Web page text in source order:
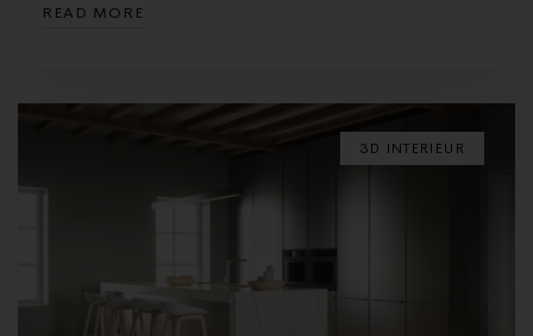
READ MORE
3D INTERIEUR